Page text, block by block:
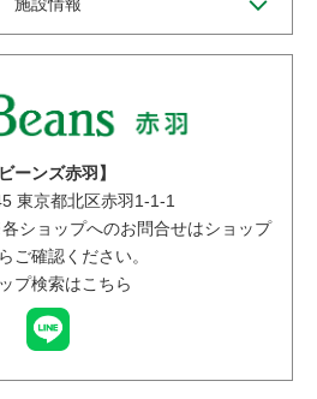
ビーンズ赤羽】
東京都北区赤羽1-1-1
ョップへのお問合せはショップ
ご確認ください。
プ検索はこちら